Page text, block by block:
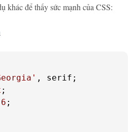
khác để thấy sức mạnh của CSS: